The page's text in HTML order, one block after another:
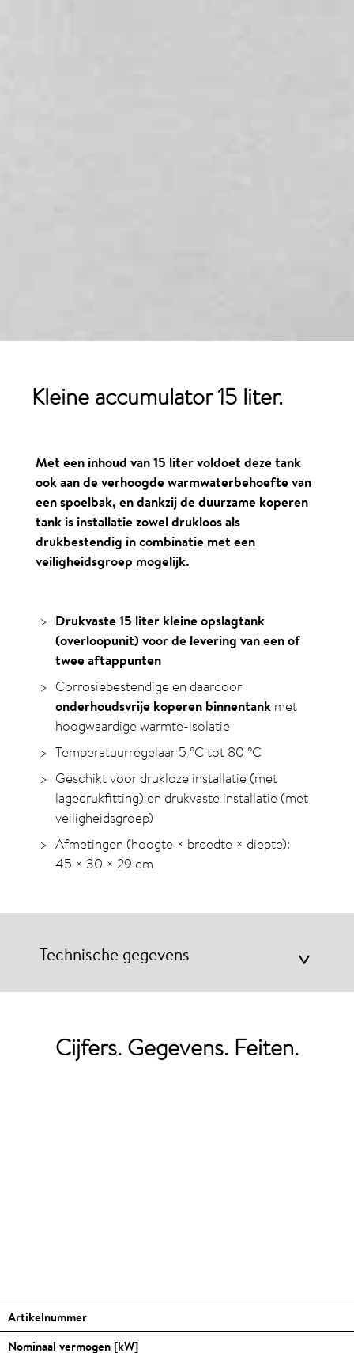
Kleine accumulator15 liter.
Met een inhoud van 15 liter voldoet deze tank
ook aan de verhoogde warmwaterbehoefte van
een spoelbak, en dankzij de duurzame koperen
tank is installatie zowel drukloos als
drukbestendig in combinatie met een
veiligheidsgroep mogelijk.
Drukvaste 15 liter kleine opslagtank
(overloopunit) voor de levering van een of
twee aftappunten
Corrosiebestendige en daardoor
onderhoudsvrije koperen binnentank met
hoogwaardige warmte-isolatie
Temperatuurregelaar 5 °C tot 80 °C
Geschikt voor drukloze installatie (met
lagedrukfitting) en drukvaste installatie (met
veiligheidsgroep)
Afmetingen (hoogte × breedte × diepte):
45 × 30 × 29 cm
Technische gegevens >
Cijfers. Gegevens. Feiten.
Artikelnummer
Nominaal vermogen [kW]